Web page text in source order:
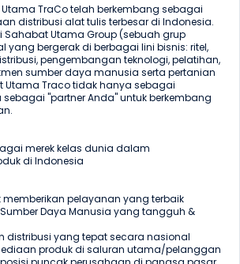
Utama TraCo telah berkembang sebagai
distribusi alat tulis terbesar di Indonesia.
Utama Group (sebuah grup
yang bergerak di berbagai lini bisnis: ritel,
pengembangan teknologi, pelatihan,
sumber daya manusia serta pertanian
Utama Traco tidak hanya sebagai
"partner Anda" untuk berkembang
merek kelas dunia dalam
di Indonesia
memberikan pelayanan yang terbaik
Daya Manusia yang tangguh &
distribusi yang tepat secara nasional
produk di saluran utama/pelanggan